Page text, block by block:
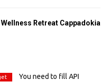
Wellness Retreat Cappadokia
You need to fill API